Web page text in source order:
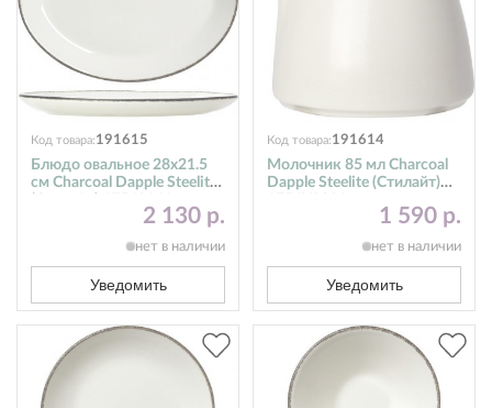
Код товара:191615
Блюдо овальное 28х21.5
см Charcoal Dapple Steelite
2 130 р.
нет в наличии
Уведомить
Код товара:191614
Молочник 85 мл Charcoal
Dapple Steelite (Стилайт)
1 590 р.
нет в наличии
Уведомить